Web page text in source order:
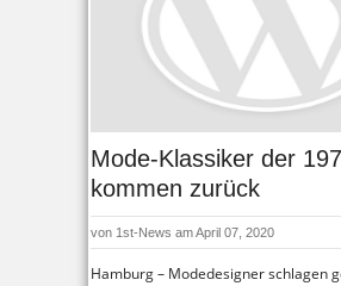
Mode-Klassiker der
kommen zurück
von 1st-News am April 07, 2020
Hamburg – Modedesigner schlagen